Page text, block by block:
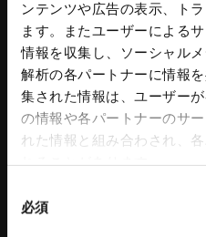
ンテンツや広告の表示、ト
ます。またユーザーによる
情報を収集し、ソーシャル
解析の各パートナーに情報
集された情報は、ユーザー
の情報や各パートナーのサ
れた情報と組み合わされ、
必須
チャック部品
把握力計
回転シリンダ
NC円テーブル
NC円テーブルオプション
パワーバイス
バイス部品
ワークグリッパ
自動化ソリューション